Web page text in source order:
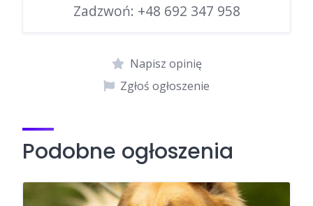
Zadzwoń: +48 692 347 958
Napisz opinię
Zgłoś ogłoszenie
Podobne ogłoszenia